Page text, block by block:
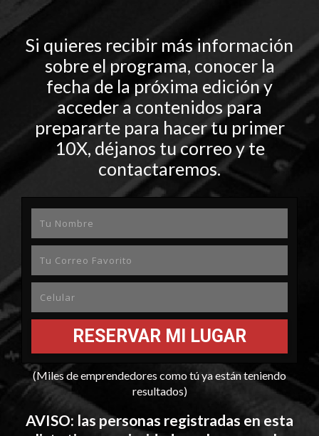
Si quieres recibir más información
sobre el programa, conocer la
fecha de la próxima edición y
acceder a contenidos para
prepararte para hacer tu primer
10X, déjanos tu correo y te
contactaremos.
RESERVAR MI LUGAR
(Miles de emprendedores como tú ya están teniendo
resultados)
AVISO: las personas registradas en esta